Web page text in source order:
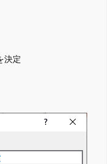
決定